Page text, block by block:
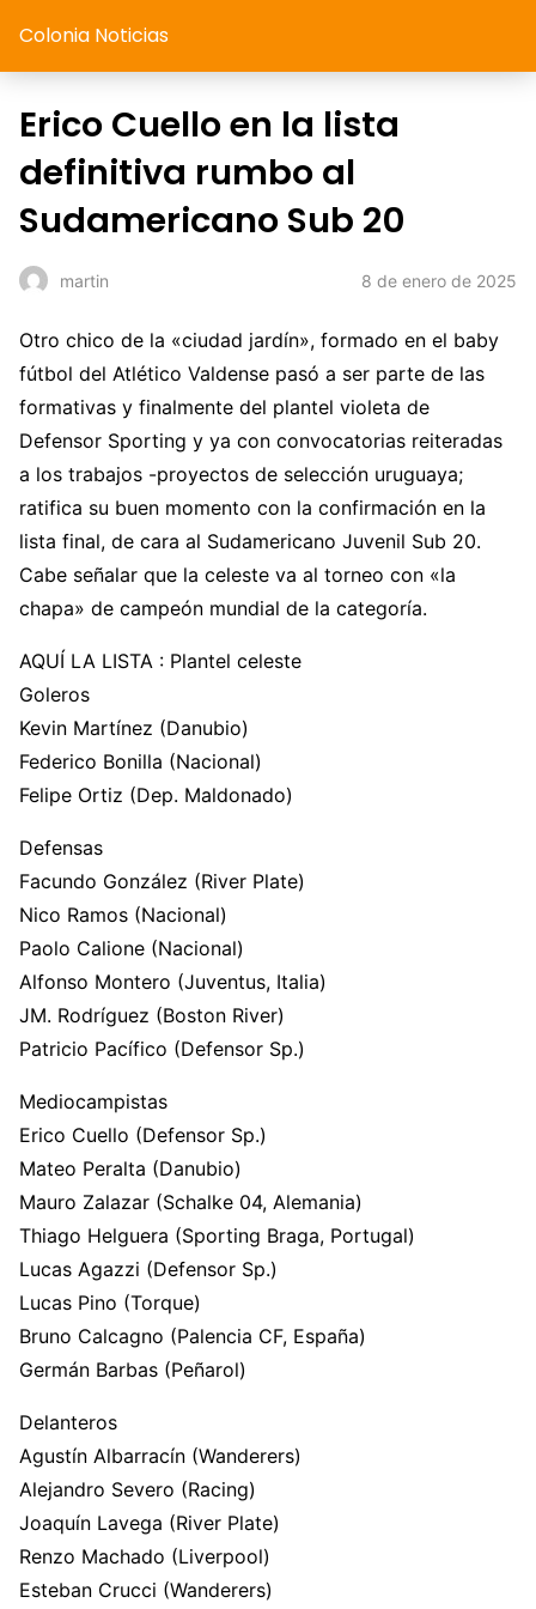
Colonia Noticias
Erico Cuello en la lista
definitiva rumbo al
Sudamericano Sub 20
martin 8 de enero de 2025
Otro chico de la «ciudad jardín», formado en el baby
fútbol del Atlético Valdense pasó a ser parte de las
formativas y finalmente del plantel violeta de
Defensor Sporting y ya con convocatorias reiteradas
a los trabajos -proyectos de selección uruguaya;
ratifica su buen momento con la confirmación en la
lista final, de cara al Sudamericano Juvenil Sub 20.
Cabe señalar que la celeste va al torneo con «la
chapa» de campeón mundial de la categoría.
AQUÍ LA LISTA : Plantel celeste
Goleros
Kevin Martínez (Danubio)
Federico Bonilla (Nacional)
Felipe Ortiz (Dep. Maldonado)
Defensas
Facundo González (River Plate)
Nico Ramos (Nacional)
Paolo Calione (Nacional)
Alfonso Montero (Juventus, Italia)
JM. Rodríguez (Boston River)
Patricio Pacífico (Defensor Sp.)
Mediocampistas
Erico Cuello (Defensor Sp.)
Mateo Peralta (Danubio)
Mauro Zalazar (Schalke 04, Alemania)
Thiago Helguera (Sporting Braga, Portugal)
Lucas Agazzi (Defensor Sp.)
Lucas Pino (Torque)
Bruno Calcagno (Palencia CF, España)
Germán Barbas (Peñarol)
Delanteros
Agustín Albarracín (Wanderers)
Alejandro Severo (Racing)
Joaquín Lavega (River Plate)
Renzo Machado (Liverpool)
Esteban Crucci (Wanderers)